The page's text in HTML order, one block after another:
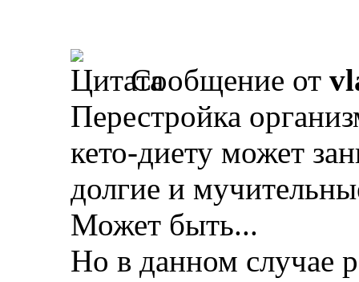
Сообщение от
Перестройка
кето-диету может
долгие и
Может быть...
Но в данном случае